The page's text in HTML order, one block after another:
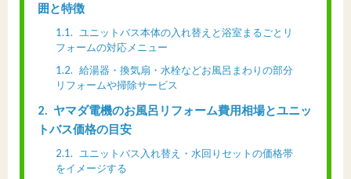
囲と特徴
1.1
ユニットバス本体の入れ替えと浴室まるごとリ
フォームの対応メニュー
1.2
給湯器・換気扇・水栓などお風呂まわりの部分
リフォームや掃除サービス
2
ヤマダ電機のお風呂リフォーム費用相場とユニッ
トバス価格の目安
2.1
ユニットバス入れ替え・水回りセットの価格帯
をイメージする